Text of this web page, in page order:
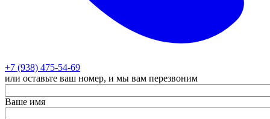
+7 (938) 475-54-69
или оставьте ваш номер, и мы вам перезвоним
Ваше имя